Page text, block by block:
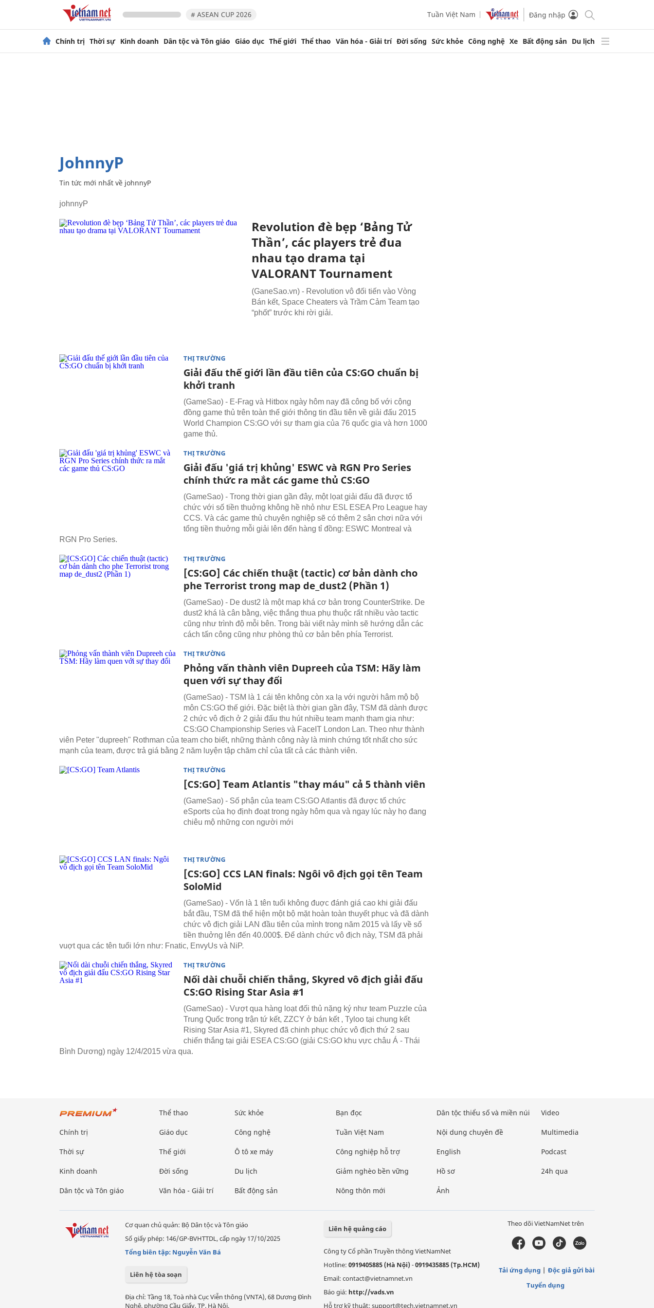
# ASEAN CUP 2026 Tuần Việt Nam Đăng nhập
Chính trị Thời sự Kinh doanh Dân tộc và Tôn giáo Giáo dục Thế giới Thể thao Văn hóa - Giải trí Đời sống Sức khỏe Công nghệ Xe Bất động sản Du lịch
johnnyP
Tin tức mới nhất về johnnyP
johnnyP
Revolution đè bẹp ‘Bảng Tử
Thần’, các players trẻ đua
nhau tạo drama tại
VALORANT Tournament
(GaneSao.vn) - Revolution vô đối tiến vào Vòng
Bán kết, Space Cheaters và Trầm Cảm Team tạo
“phốt” trước khi rời giải.
THỊ TRƯỜNG
Giải đấu thế giới lần đầu tiên của CS:GO chuẩn bị
khởi tranh
(GameSao) - E-Frag và Hitbox ngày hôm nay đã công bố với cộng
đồng game thủ trên toàn thế giới thông tin đầu tiên về giải đấu 2015
World Champion CS:GO với sự tham gia của 76 quốc gia và hơn 1000
game thủ.
THỊ TRƯỜNG
Giải đấu 'giá trị khủng' ESWC và RGN Pro Series
chính thức ra mắt các game thủ CS:GO
(GameSao) - Trong thời gian gần đây, một lọat giải đấu đã được tổ
chức với số tiền thuởng không hề nhỏ như ESL ESEA Pro League hay
CCS. Và các game thủ chuyên nghiệp sẽ có thêm 2 sân chơi nữa với
tổng tiền thuởng mỗi giải lên đến hàng tỉ đồng: ESWC Montreal và
RGN Pro Series.
THỊ TRƯỜNG
[CS:GO] Các chiến thuật (tactic) cơ bản dành cho
phe Terrorist trong map de_dust2 (Phần 1)
(GameSao) - De dust2 là một map khá cơ bản trong CounterStrike. De
dust2 khá là cân bằng, việc thắng thua phụ thuộc rất nhiều vào tactic
cũng như trình độ mỗi bên. Trong bài viết này mình sẽ hướng dẫn các
cách tấn công cũng như phòng thủ cơ bản bên phía Terrorist.
THỊ TRƯỜNG
Phỏng vấn thành viên Dupreeh của TSM: Hãy làm
quen với sự thay đổi
(GameSao) - TSM là 1 cái tên không còn xa lạ với người hâm mộ bộ
môn CS:GO thế giới. Đặc biệt là thời gian gần đây, TSM đã dành được
2 chức vô địch ở 2 giải đấu thu hút nhiều team mạnh tham gia như:
CS:GO Championship Series và FaceIT London Lan. Theo như thành
viên Peter "dupreeh" Rothman của team cho biết, những thành công này là minh chứng tốt nhất cho sức
mạnh của team, được trả giá bằng 2 năm luyện tập chăm chỉ của tất cả các thành viên.
THỊ TRƯỜNG
[CS:GO] Team Atlantis "thay máu" cả 5 thành viên
(GameSao) - Số phận của team CS:GO Atlantis đã được tổ chức
eSports của họ định đoạt trong ngày hôm qua và ngay lúc này họ đang
chiêu mộ những con người mới
THỊ TRƯỜNG
[CS:GO] CCS LAN finals: Ngôi vô địch gọi tên Team
SoloMid
(GameSao) - Vốn là 1 tên tuổi không đuợc đánh giá cao khi giải đấu
bắt đầu, TSM đã thể hiện một bộ mặt hoàn toàn thuyết phục và đã dành
chức vô địch giải LAN đầu tiên của mình trong năm 2015 và lấy về số
tiền thuởng lên đến 40.000$. Để dành chức vô địch này, TSM đã phải
vuợt qua các tên tuổi lớn như: Fnatic, EnvyUs và NiP.
THỊ TRƯỜNG
Nối dài chuỗi chiến thắng, Skyred vô địch giải đấu
CS:GO Rising Star Asia #1
(GameSao) - Vượt qua hàng loạt đối thủ nặng ký như team Puzzle của
Trung Quốc trong trận tứ kết, ZZCY ở bán kết , Tyloo tại chung kết
Rising Star Asia #1, Skyred đã chinh phục chức vô địch thứ 2 sau
chiến thắng tại giải ESEA CS:GO (giải CS:GO khu vực châu Á - Thái
Bình Dương) ngày 12/4/2015 vừa qua.
Chính trị
Thời sự
Kinh doanh
Dân tộc và Tôn giáo
Thể thao
Giáo dục
Thế giới
Đời sống
Văn hóa - Giải trí
Sức khỏe
Công nghệ
Ô tô xe máy
Du lịch
Bất động sản
Bạn đọc
Tuần Việt Nam
Công nghiệp hỗ trợ
Giảm nghèo bền vững
Nông thôn mới
Dân tộc thiểu số và miền núi
Nội dung chuyên đề
English
Hồ sơ
Ảnh
Video
Multimedia
Podcast
24h qua
Cơ quan chủ quản: Bộ Dân tộc và Tôn giáo
Số giấy phép: 146/GP-BVHTTDL, cấp ngày 17/10/2025
Tổng biên tập: Nguyễn Văn Bá
Liên hệ tòa soạn
Địa chỉ: Tầng 18, Toà nhà Cục Viễn thông (VNTA), 68 Dương Đình
Nghệ, phường Cầu Giấy, TP. Hà Nội.
Liên hệ quảng cáo
Công ty Cổ phần Truyền thông VietNamNet
Hotline: 0919405885 (Hà Nội)-0919435885 (Tp.HCM)
Email: contact@vietnamnet.vn
Báo giá: http://vads.vn
Hỗ trợ kỹ thuật: support@tech.vietnamnet.vn
Theo dõi VietNamNet trên
Tải ứng dụng
Độc giả gửi bài
Tuyển dụng